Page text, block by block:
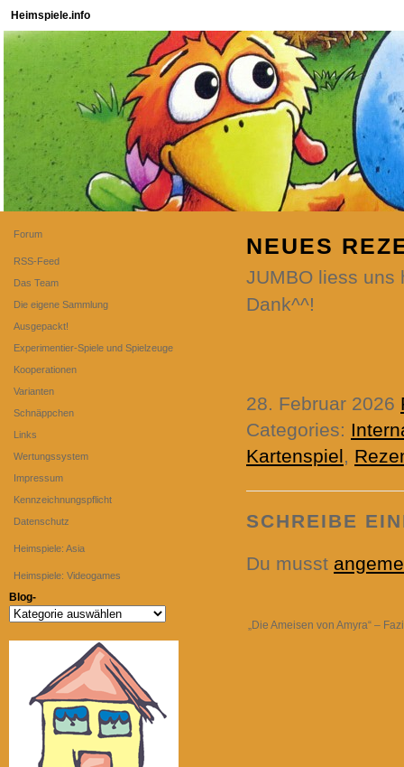
Heimspiele.info
NEUES
JUMBO liess uns
Dank^^!
28. Februar 2026
Categories:
Kartenspiel,
SCHREIBE
Du musst
„Die Ameisen von Amyra“ –
Forum
RSS-Feed
Das Team
Die eigene Sammlung
Ausgepackt!
Experimentier-Spiele und Spielzeuge
Kooperationen
Varianten
Schnäppchen
Links
Wertungssystem
Impressum
Kennzeichnungspflicht
Datenschutz
Heimspiele: Asia
Heimspiele: Videogames
Blog-
Blog-